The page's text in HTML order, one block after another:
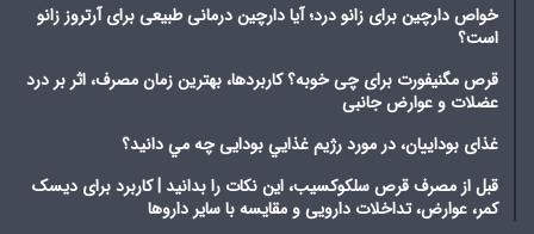
خواص دارچین برای زانو درد؛ آیا دارچین درمانی طبیعی برای آرتروز زانو
است؟
قرص مگنیفورت برای چی خوبه؟ کاربردها، بهترین زمان مصرف، اثر بر درد
عضلات و عوارض جانبی
غذای بوداییان، در مورد رژیم غذايي بودایی چه مي دانيد؟
قبل از مصرف قرص سلکوکسیب، این نکات را بدانید | کاربرد برای دیسک
کمر، عوارض، تداخلات دارویی و مقایسه با سایر داروها